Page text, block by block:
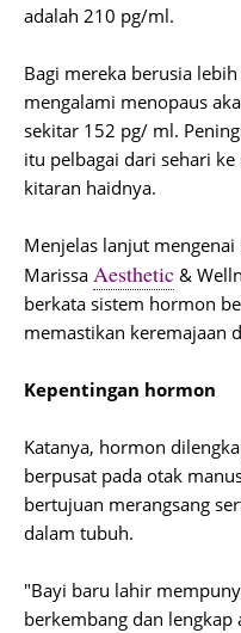
adalah 210 pg/ml.
Bagi mereka berusia
mengalami menopaus
sekitar 152 pg/ ml.
itu pelbagai dari sehari
kitaran haidnya.
Menjelas lanjut
Marissa Aesthetic &
berkata sistem hormon
memastikan keremajaan
Kepentingan hormon
Katanya, hormon
berpusat pada otak
bertujuan merangsang
dalam tubuh.
"Bayi baru lahir
berkembang dan lengkap